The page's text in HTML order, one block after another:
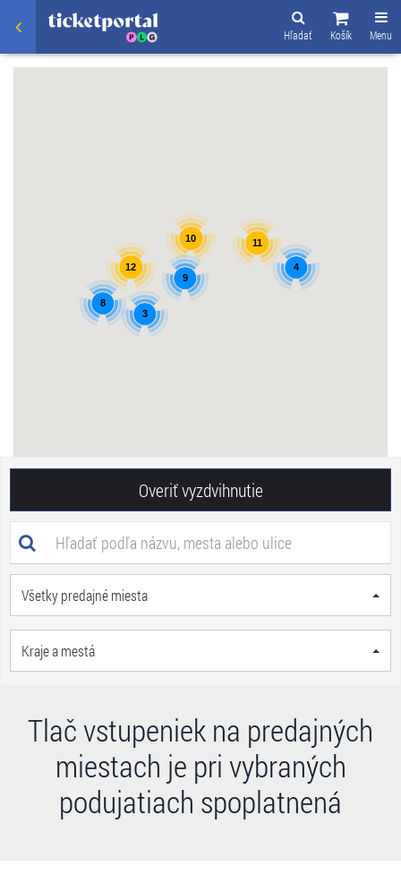
Menu
Košík
Hľadať
8
4
12
10
9
11
3
Overiť vyzdvihnutie
Všetky predajné miesta
Kraje a mestá
Tlač vstupeniek na predajných
miestach je pri vybraných
podujatiach spoplatnená